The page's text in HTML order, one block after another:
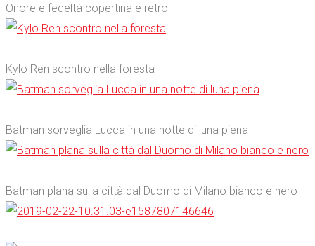
Onore e fedeltà copertina e retro
Kylo Ren scontro nella foresta
Batman sorveglia Lucca in una notte di luna piena
Batman plana sulla città dal Duomo di Milano bianco e nero